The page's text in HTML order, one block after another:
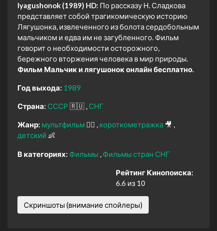
lyagushonok (1989) HD: По рассказу Н. Сладкова
представляет собой трагикомическую историю
Лягушонка, извлеченного из болота сердобольным
мальчиком и едва им не загубленного. Фильм
говорит о необходимости осторожного,
бережного вторжения человека в мир природы.
Фильм Мальчик и лягушонок онлайн бесплатно.
Год выхода: 1989
Страна: СССР 🇷🇺 СНГ
Жанр: мультфильм 🧚‍♀️ короткометражка 🎥
детский 👶
В категориях: Фильмы Фильмы стран СНГ
Рейтинг Кинопоиска:
6.6 из 10
Скриншоты (внимание спойлеры)